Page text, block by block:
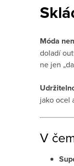
Móda
doladí
ne jen
jako ocel
V